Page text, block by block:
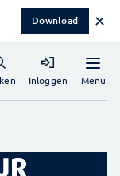
Download ✕
Menu
Inloggen